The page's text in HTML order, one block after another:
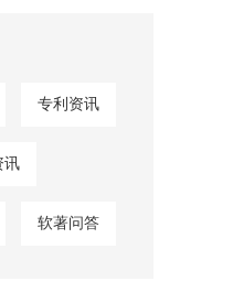
专利资讯
讯
软著问答